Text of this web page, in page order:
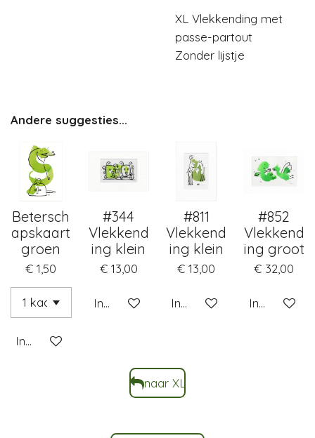
XL Vlekkending met
passe-partout
Zonder lijstje
Andere suggesties...
Betersch
apskaart
groen
€ 1,50
In winkelwagen
#344
Vlekkend
ing klein
€ 13,00
In winkelwagen
#811
Vlekkend
ing klein
€ 13,00
In winkelwagen
#852
Vlekkend
ing groot
€ 32,00
In
naar XL